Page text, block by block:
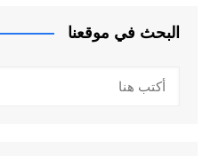
البحث في موقعنا